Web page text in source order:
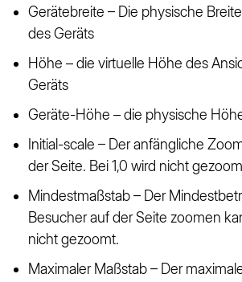
Gerätebreite – Die physische
des Geräts
Höhe – die virtuelle Höhe des
Geräts
Geräte-Höhe – die physische
Initial-scale – Der anfängliche
der Seite. Bei 1,0 wird nicht
Mindestmaßstab – Der
Besucher auf der Seite zoomen
nicht gezoomt.
Maximaler Maßstab – Der